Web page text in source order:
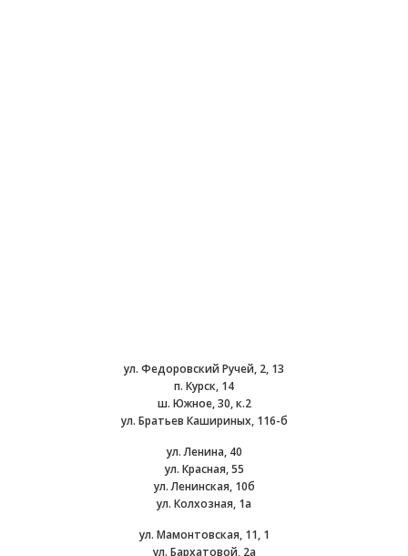
ул. Федоровский Ручей, 2, 13
п. Курск, 14
ш. Южное, 30, к.2
ул. Братьев Кашириных, 116-б
ул. Ленина, 40
ул. Красная, 55
ул. Ленинская, 10б
ул. Колхозная, 1а
ул. Мамонтовская, 11, 1
ул. Бархатовой, 2а